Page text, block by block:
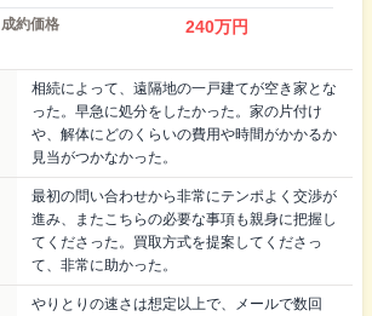
成約価格 240万円
相続によって、遠隔地の一戸建てが空き家とな
った。早急に処分をしたかった。家の片付け
や、解体にどのくらいの費用や時間がかかるか
見当がつかなかった。
最初の問い合わせから非常にテンポよく交渉が
進み、またこちらの必要な事項も親身に把握し
てくださった。買取方式を提案してくださっ
て、非常に助かった。
やりとりの速さは想定以上で、メールで数回